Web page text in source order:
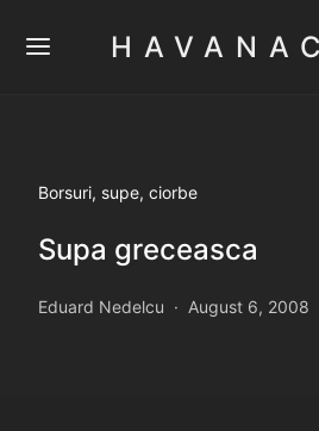
Borsuri, supe, ciorbe
Supa greceasca
Eduard Nedelcu August 6, 2008